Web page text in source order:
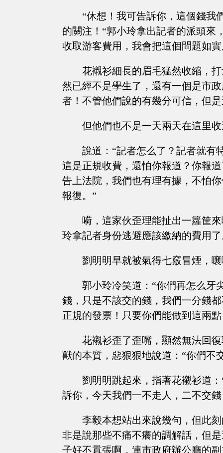
“休想！我可告訴你，這個錢我
的關注！“郭小玲拿出記者的派頭來
收取游客費用，我會把這個問題如
花襯衫細長的眉毛猛然收縮，
然已經不是學生了，還有一個是市
者！不管他們說的有幾分可信，但
但他們也不是一天兩天在這里
說道：“記者怎么了？記者就有
這是正規收費，還怕你報道？你報
告上法院，我們也有理有據，不怕
報復。”
嗬，這家伙歪理能扯出一籮筐
玲拿記者身份逃避應該繳納的費用
劉明明早就被氣得七竅冒煙，
郭小玲冷笑道：“你們再怎么牙
錢，只是不該交的錢，我們一分錢
正規的發票！只要你們能做到這兩
花襯衫歪了歪嘴，顯然無法回
獸的本質，惡狠狠地說道：“你們不
劉明明跳起來，指著花襯衫道
訴你，今天我們一不走人，二不交
李毅本想站出來說幾句，但此
非是說那些不痛不癢的調解話，但
子好不囂張啊，連市政府辦公廳的